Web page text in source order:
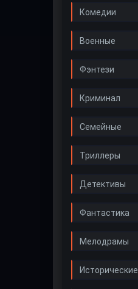
Комедии
Военные
Фэнтези
Криминал
Семейные
Триллеры
Детективы
Фантастика
Мелодрамы
Исторические